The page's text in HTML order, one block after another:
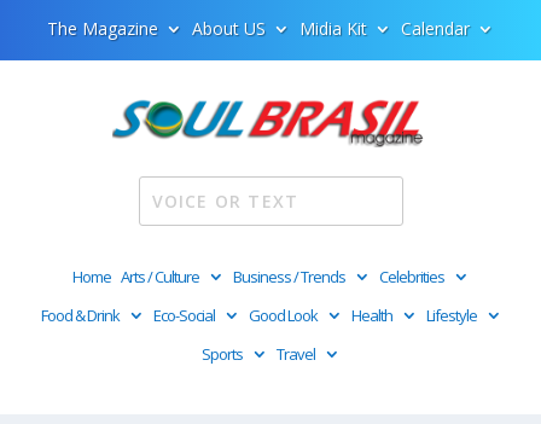
The Magazine About US Midia Kit Calendar
Home Arts / Culture Business / Trends
Celebrities
Food & Drink
Eco-Social Good Look Health
Lifestyle
Sports
Travel